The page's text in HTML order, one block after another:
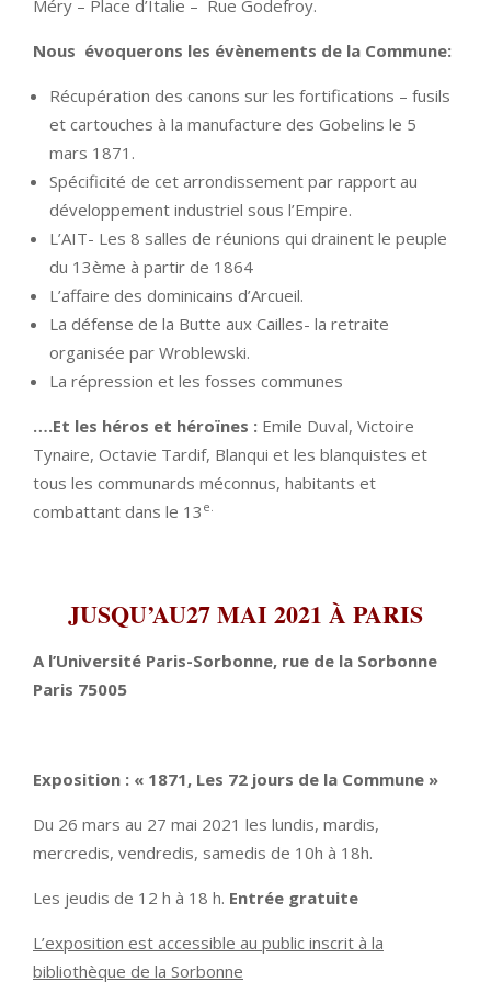
Méry – Place d’Italie – Rue Godefroy.
Nous évoquerons les évènements de la Commune:
Récupération des canons sur les fortifications – fusils
et cartouches à la manufacture des Gobelins le 5
mars 1871.
Spécificité de cet arrondissement par rapport au
développement industriel sous l’Empire.
L’AIT- Les 8 salles de réunions qui drainent le peuple
du 13ème à partir de 1864
L’affaire des dominicains d’Arcueil.
La défense de la Butte aux Cailles- la retraite
organisée par Wroblewski.
La répression et les fosses communes
….Et les héros et héroïnes : Emile Duval, Victoire
Tynaire, Octavie Tardif, Blanqui et les blanquistes et
tous les communards méconnus, habitants et
combattant dans le 13 e.
JUSQU’AU27 MAI 2021 À PARIS
A l’Université Paris-Sorbonne, rue de la Sorbonne
Paris 75005
Exposition : « 1871, Les 72 jours de la Commune »
Du 26 mars au 27 mai 2021 les lundis, mardis,
mercredis, vendredis, samedis de 10h à 18h.
Les jeudis de 12 h à 18 h. Entrée gratuite
L’exposition est accessible au public inscrit à la
bibliothèque de la Sorbonne